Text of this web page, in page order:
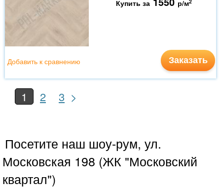
Купить за
р/м
Заказать
Добавить к сравнению
1 2 3 >
Посетите наш шоу-рум, ул.
Московская 198 (ЖК "Московский
квартал")